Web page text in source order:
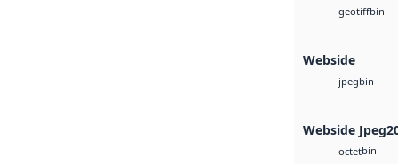
geotiffbin
Webside
jpegbin
Webside
octetbin